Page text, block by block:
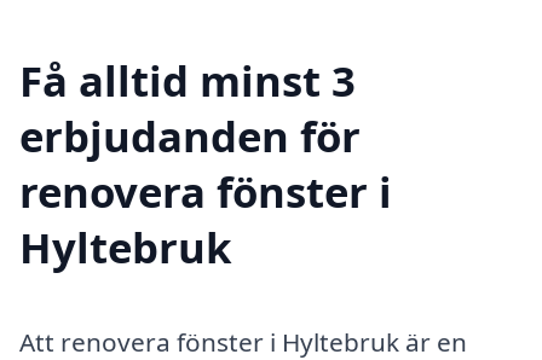
Få alltid minst 3
erbjudanden för
renovera fönster i
Hyltebruk
Att renovera fönster i Hyltebruk är en